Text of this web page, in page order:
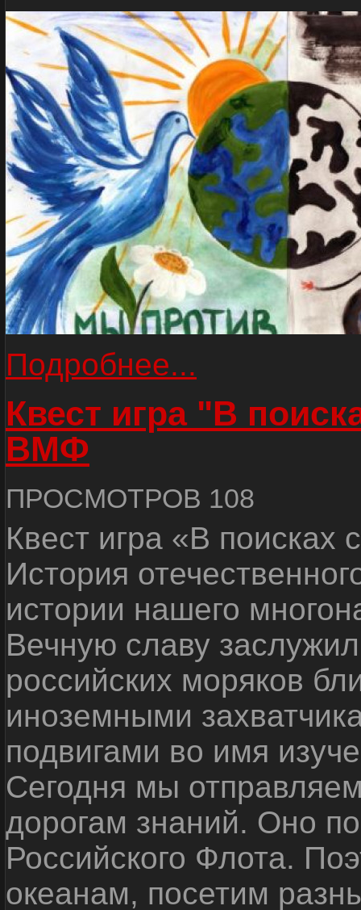
Подробнее...
Квест игра "В
ВМФ
ПРОСМОТРОВ 108
Квест игра «В
История
истории нашего
Вечную славу
российских моряков
иноземными
подвигами во имя
Сегодня мы
дорогам знаний. Оно
Российского Флота.
океанам, посетим